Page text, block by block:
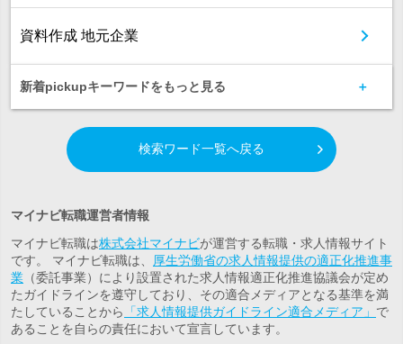
資料作成 地元企業
新着pickupキーワードをもっと見る
検索ワード一覧へ戻る
マイナビ転職運営者情報
マイナビ転職は株式会社マイナビが運営する転職・求人情報サイト
です。 マイナビ転職は、
厚生労働省の求人情報提供の適正化推進事
業 （委託事業）により設置された求人情報適正化推進協議会が定め
たガイドラインを遵守しており、その適合メディアとなる基準を満
たしていることから
「求人情報提供ガイドライン適合メディア」 で
あることを自らの責任において宣言しています。